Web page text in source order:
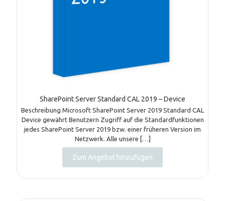
SharePoint Server Standard CAL 2019 – Device
Beschreibung Microsoft SharePoint Server 2019 Standard CAL
Device gewährt Benutzern Zugriff auf die Standardfunktionen
jedes SharePoint Server 2019 bzw. einer früheren Version im
Netzwerk. Alle unsere […]
Zum Angebot hinzufügen